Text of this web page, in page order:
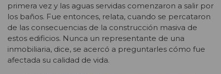
primera vez y las aguas servidas comenzaron a salir por
los baños. Fue entonces, relata, cuando se percataron
de las consecuencias de la construcción masiva de
estos edificios. Nunca un representante de una
inmobiliaria, dice, se acercó a preguntarles cómo fue
afectada su calidad de vida.